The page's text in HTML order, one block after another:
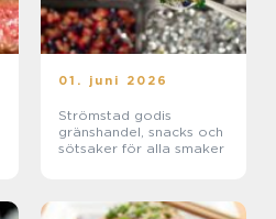
01. juni 2026
Strömstad godis
gränshandel, snacks och
sötsaker för alla smaker